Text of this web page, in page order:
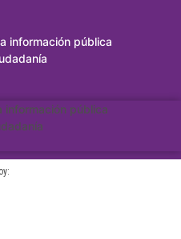
información pública
información pública